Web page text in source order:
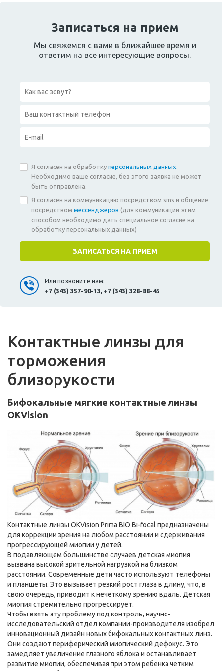
Записаться на прием
Мы свяжемся с вами в ближайшее время и
ответим на все интересующие вопросы.
Я согласен на обработку персональных данных.
Необходимо ваше согласие, без этого заявка не может
быть отправлена.
Я согласен на коммуникацию посредством sms и общение
посредством мессенджеров (для коммуникации этим
способом необходимо дать специальное согласие на
обработку персональных данных)
Или позвоните нам:
+7 (343) 357-90-13, +7 (343) 328-88-45
Контактные линзы для
торможения
близорукости
Бифокальные мягкие контактные линзы
OKVision
Контактные линзы OKVision Prima BIO Bi-focal предназначены
для коррекции зрения на любом расстоянии и сдерживания
прогрессирующей миопии у детей.
В подавляющем большинстве случаев детская миопия
вызвана высокой зрительной нагрузкой на близком
расстоянии. Современные дети часто используют телефоны
и планшеты. Это вызывает резкий рост глаза в длину, что, в
свою очередь, приводит к нечеткому зрению вдаль. Детская
миопия стремительно прогрессирует.
Чтобы взять эту проблему под контроль, научно-
исследовательский отдел компании-производителя изобрел
инновационный дизайн новых бифокальных контактных линз.
Они создают периферический миопический дефокус. Это
замедляет увеличение глазного яблока и останавливает
развитие миопии, обеспечивая при этом ребенка четким